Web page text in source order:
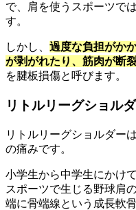
で、肩を使うスポーツで
す。
しかし、 過度な負担がか
が剥がれたり、筋肉が断
を腱板損傷と呼びます。
リトルリーグショル
リトルリーグショルダー
の痛みです。
小学生から中学生にかけ
スポーツで生じる野球肩
端に骨端線という成長軟